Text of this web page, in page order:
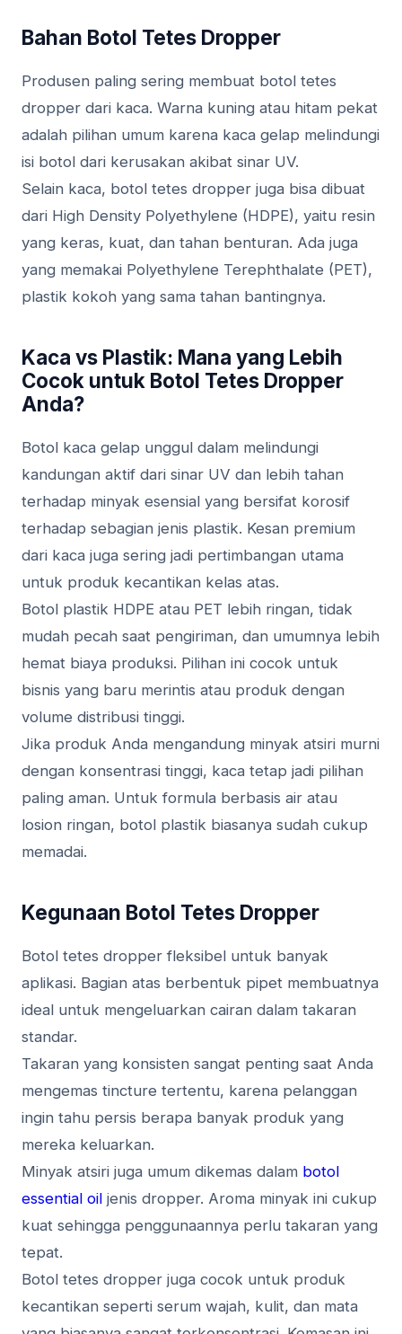
Bahan Botol Tetes Dropper
Produsen paling sering membuat botol tetes
dropper dari kaca. Warna kuning atau hitam pekat
adalah pilihan umum karena kaca gelap melindungi
isi botol dari kerusakan akibat sinar UV.
Selain kaca, botol tetes dropper juga bisa dibuat
dari High Density Polyethylene (HDPE), yaitu resin
yang keras, kuat, dan tahan benturan. Ada juga
yang memakai Polyethylene Terephthalate (PET),
plastik kokoh yang sama tahan bantingnya.
Kaca vs Plastik: Mana yang Lebih
Cocok untuk Botol Tetes Dropper
Anda?
Botol kaca gelap unggul dalam melindungi
kandungan aktif dari sinar UV dan lebih tahan
terhadap minyak esensial yang bersifat korosif
terhadap sebagian jenis plastik. Kesan premium
dari kaca juga sering jadi pertimbangan utama
untuk produk kecantikan kelas atas.
Botol plastik HDPE atau PET lebih ringan, tidak
mudah pecah saat pengiriman, dan umumnya lebih
hemat biaya produksi. Pilihan ini cocok untuk
bisnis yang baru merintis atau produk dengan
volume distribusi tinggi.
Jika produk Anda mengandung minyak atsiri murni
dengan konsentrasi tinggi, kaca tetap jadi pilihan
paling aman. Untuk formula berbasis air atau
losion ringan, botol plastik biasanya sudah cukup
memadai.
Kegunaan Botol Tetes Dropper
Botol tetes dropper fleksibel untuk banyak
aplikasi. Bagian atas berbentuk pipet membuatnya
ideal untuk mengeluarkan cairan dalam takaran
standar.
Takaran yang konsisten sangat penting saat Anda
mengemas tincture tertentu, karena pelanggan
ingin tahu persis berapa banyak produk yang
mereka keluarkan.
Minyak atsiri juga umum dikemas dalam botol
essential oil jenis dropper. Aroma minyak ini cukup
kuat sehingga penggunaannya perlu takaran yang
tepat.
Botol tetes dropper juga cocok untuk produk
kecantikan seperti serum wajah, kulit, dan mata